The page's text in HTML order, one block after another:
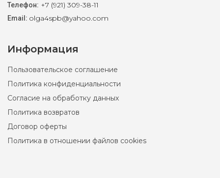
Телефон: +7 (921) 309-38-11
Email: olga4spb@yahoo.com
Информация
Пользовательское соглашение
Политика конфиденциальности
Согласие на обработку данных
Политика возвратов
Договор оферты
Политика в отношении файлов cookies